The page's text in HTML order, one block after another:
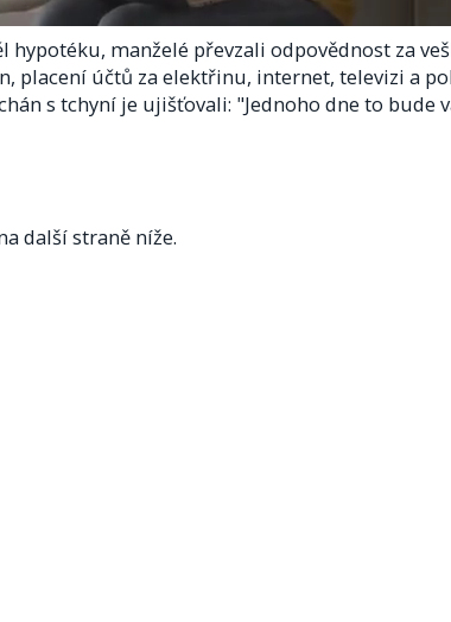
hypotéku, manželé převzali odpovědnost za
placení účtů za elektřinu, internet, televizi a
s tchyní je ujišťovali: "Jednoho dne to bude
další straně níže.